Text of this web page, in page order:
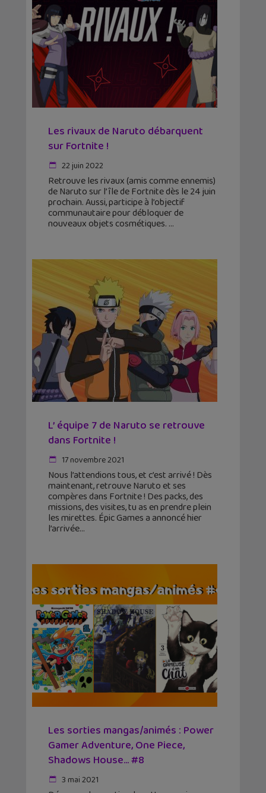
Les rivaux de Naruto débarquent
sur Fortnite !
22 juin 2022
Retrouve les rivaux (amis comme ennemis)
de Naruto sur l’île de Fortnite dès le 24 juin
prochain. Aussi, participe à l’objectif
communautaire pour débloquer de
nouveaux objets cosmétiques.
L’ équipe 7 de Naruto se retrouve
dans Fortnite !
17 novembre 2021
Nous l’attendions tous, et c’est arrivé ! Dès
maintenant, retrouve Naruto et ses
compères dans Fortnite ! Des packs, des
missions, des visites, tu as en prendre plein
les mirettes. Épic Games a annoncé hier
l’arrivée
Les sorties mangas/animés : Power
Gamer Adventure, One Piece,
Shadows House… #8
3 mai 2021